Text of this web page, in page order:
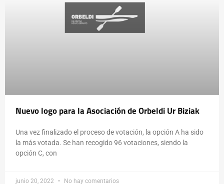
Nuevo logo para la Asociación de Orbeldi Ur Biziak
Una vez finalizado el proceso de votación, la opción A ha sido
la más votada. Se han recogido 96 votaciones, siendo la
opción C, con
junio 20, 2022 No hay comentarios